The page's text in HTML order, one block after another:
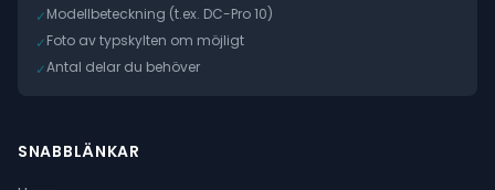
✓Modellbeteckning (t.ex. DC-Pro 10)
✓Foto av typskylten om möjligt
✓Antal delar du behöver
SNABBLÄNKAR